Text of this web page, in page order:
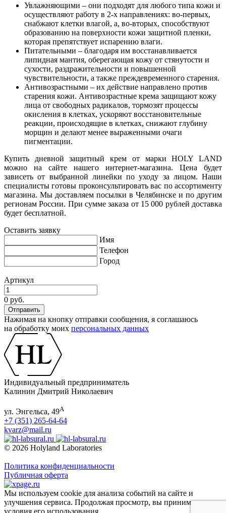
Увлажняющими – они подходят для любого типа кожи и
осуществляют работу в 2-х направлениях: во-первых,
снабжают клетки влагой, а, во-вторых, способствуют
образованию на поверхности кожи защитной пленки,
которая препятствует испарению влаги.
Питательными – благодаря им восстанавливается
липидная мантия, оберегающая кожу от стянутости и
сухости, раздражительности и повышенной
чувствительности, а также преждевременного старения.
Антивозрастными – их действие направлено против
старения кожи. Антивозрастные крема защищают кожу
лица от свободных радикалов, тормозят процессы
окисления в клетках, ускоряют восстановительные
реакции, происходящие в клетках, снижают глубину
морщин и делают менее выраженными очаги
пигментации.
Купить дневной защитный крем от марки HOLY LAND
можно на сайте нашего интернет-магазина. Цена будет
зависеть от выбранной линейки по уходу за лицом. Наши
специалисты готовы проконсультировать вас по ассортименту
магазина. Мы доставляем посылки в Челябинске и по другим
регионам России. При сумме заказа от 15 000 рублей доставка
будет бесплатной.
Оставить заявку
Имя
Телефон
Город
Артикул
0 руб.
Нажимая на кнопку отправки сообщения, я соглашаюсь
на обработку моих персональных данных
Индивидуальный предприниматель
Калинин Дмитрий Николаевич
ул. Энгельса, 49А
+7 (351) 265-64-64
kvarz@mail.ru
© 2026 Holyland Laboratories
Политика конфиденциальности
Публичная оферта
Мы используем cookie для анализа событий на сайте и
улучшения сервиса. Продолжая просмотр, вы принимаете